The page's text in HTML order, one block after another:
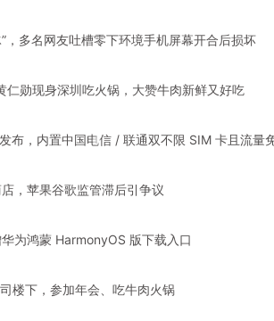
，多名网友吐槽零下环境手机屏幕开合后损坏
仁勋现身深圳吃火锅，大赞牛肉新鲜又好吃
布，内置中国电信 / 联通双不限 SIM 卡且流量
，苹果谷歌监管滞后引争议
为鸿蒙 HarmonyOS 版下载入口
楼下，参加年会、吃牛肉火锅